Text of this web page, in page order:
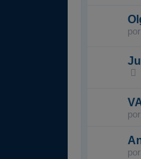
por
por
por